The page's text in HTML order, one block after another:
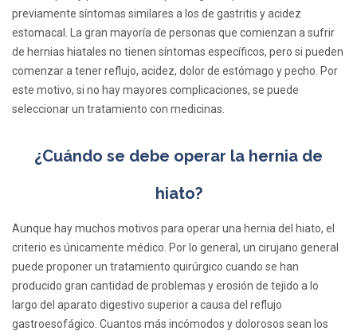
previamente síntomas similares a los de gastritis y acidez
estomacal. La gran mayoría de personas que comienzan a sufrir
de hernias hiatales no tienen síntomas específicos, pero si pueden
comenzar a tener reflujo, acidez, dolor de estómago y pecho. Por
este motivo, si no hay mayores complicaciones, se puede
seleccionar un tratamiento con medicinas.
¿Cuándo se debe operar la hernia de
hiato?
Aunque hay muchos motivos para operar una hernia del hiato, el
criterio es únicamente médico. Por lo general, un cirujano general
puede proponer un tratamiento quirúrgico cuando se han
producido gran cantidad de problemas y erosión de tejido a lo
largo del aparato digestivo superior a causa del reflujo
gastroesofágico. Cuantos más incómodos y dolorosos sean los